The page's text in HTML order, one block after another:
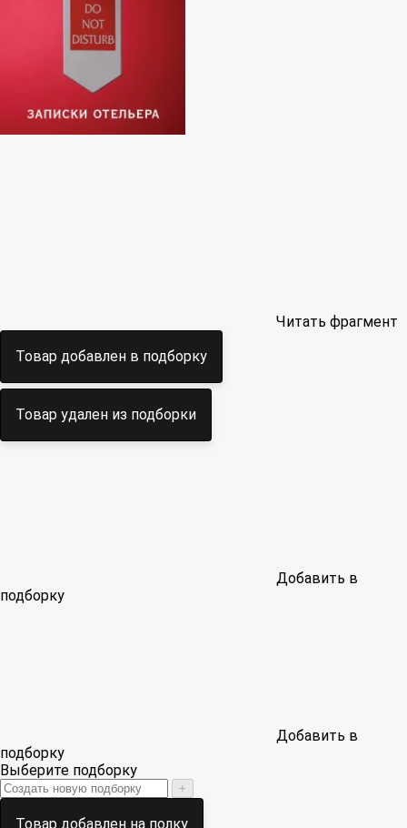
Читать фрагмент
Товар добавлен в подборку
Товар удален из подборки
Добавить в
подборку
Добавить в
подборку
Выберите подборку
+
Товар добавлен на полку